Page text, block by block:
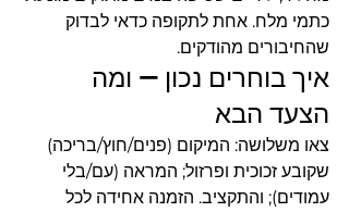
כתמי מלח. אחת לתקופה כדאי לבדוק
שהחיבורים מהודקים.
איך בוחרים נכון — ומה
הצעד הבא
צאו משלושה: המיקום (פנים/חוץ/בריכה)
שקובע זכוכית ופרזול; המראה (עם/בלי
עמודים); והתקציב. הזמנה אחידה לכל